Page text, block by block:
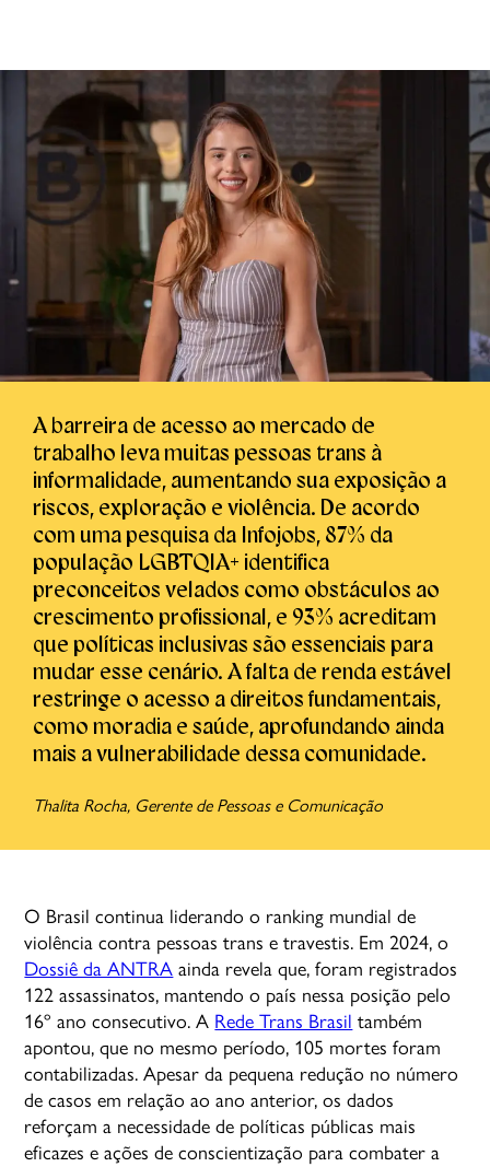
A barreira de acesso ao mercado de
trabalho leva muitas pessoas trans à
informalidade, aumentando sua exposição a
riscos, exploração e violência. De acordo
com uma pesquisa da Infojobs, 87% da
população LGBTQIA+ identifica
preconceitos velados como obstáculos ao
crescimento profissional, e 93% acreditam
que políticas inclusivas são essenciais para
mudar esse cenário. A falta de renda estável
restringe o acesso a direitos fundamentais,
como moradia e saúde, aprofundando ainda
mais a vulnerabilidade dessa comunidade.
Thalita Rocha, Gerente de Pessoas e Comunicação
O Brasil continua liderando o ranking mundial de
violência contra pessoas trans e travestis. Em 2024, o
Dossiê da ANTRA ainda revela que, foram registrados
122 assassinatos, mantendo o país nessa posição pelo
16º ano consecutivo. A Rede Trans Brasil também
apontou, que no mesmo período, 105 mortes foram
contabilizadas. Apesar da pequena redução no número
de casos em relação ao ano anterior, os dados
reforçam a necessidade de políticas públicas mais
eficazes e ações de conscientização para combater a